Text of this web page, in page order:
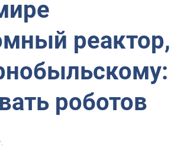
реактор,
роботов